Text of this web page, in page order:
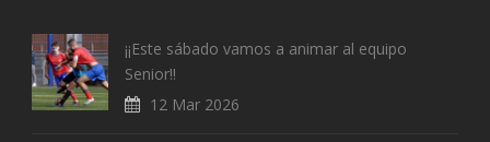
¡¡Este sábado vamos a animar al equipo
Senior!!
12 Mar 2026